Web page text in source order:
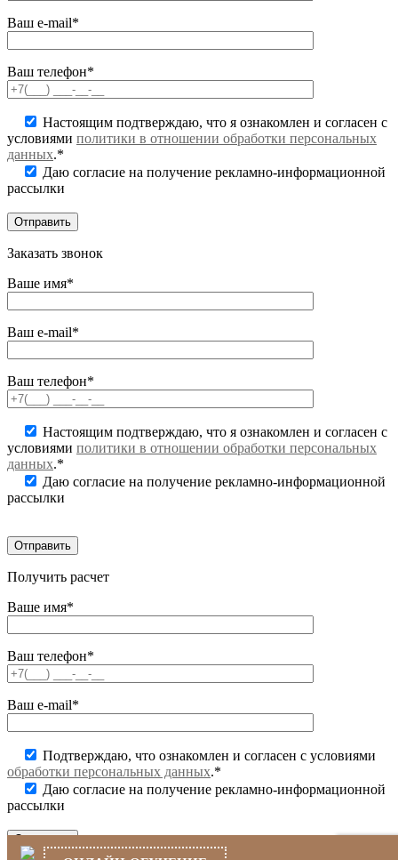
Ваш e-mail*
Ваш телефон*
Настоящим подтверждаю, что я ознакомлен и согласен с
условиями политики в отношении обработки персональных
данных.*
Даю согласие на получение рекламно-информационной
рассылки
Заказать звонок
Ваше имя*
Ваш e-mail*
Ваш телефон*
Настоящим подтверждаю, что я ознакомлен и согласен с
условиями политики в отношении обработки персональных
данных.*
Даю согласие на получение рекламно-информационной
рассылки
Получить расчет
Ваше имя*
Ваш телефон*
Ваш e-mail*
Подтверждаю, что ознакомлен и согласен с условиями
обработки персональных данных.*
Даю согласие на получение рекламно-информационной
рассылки